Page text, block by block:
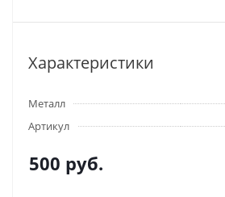
Характеристики
Металл
Артикул
500 руб.